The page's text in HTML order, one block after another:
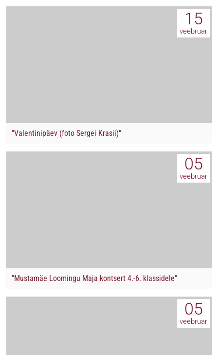
15
veebruar
"Valentinipäev (foto Sergei Krasii)"
05
veebruar
"Mustamäe Loomingu Maja kontsert 4.-6. klassidele"
05
veebruar